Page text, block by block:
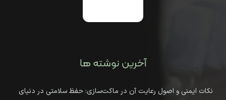
آخرین نوشته ها
نکات ایمنی و اصول رعایت آن در ماکت‌سازی: حفظ سلامتی در دنیای